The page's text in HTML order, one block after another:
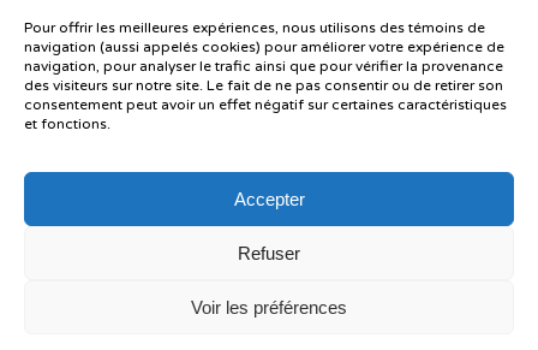
Pour offrir les meilleures expériences, nous utilisons des témoins de
navigation (aussi appelés cookies) pour améliorer votre expérience de
navigation, pour analyser le trafic ainsi que pour vérifier la provenance
des visiteurs sur notre site. Le fait de ne pas consentir ou de retirer son
consentement peut avoir un effet négatif sur certaines caractéristiques
et fonctions.
Accepter
Refuser
Voir les préférences
Plainte – service à l’élève
Politique de confidentialité
Le CSSMI autorise certaines intelligences artificielles contrôlées et